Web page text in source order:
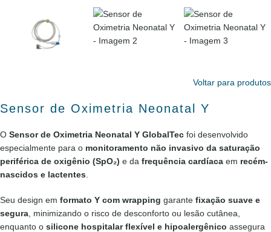
Voltar para produtos
Sensor de Oximetria Neonatal Y
O Sensor de Oximetria Neonatal Y GlobalTec foi desenvolvido
especialmente para o monitoramento não invasivo da saturação
periférica de oxigênio (SpO₂) e da frequência cardíaca em recém-
nascidos e lactentes
Seu design em formato Y com wrapping garante fixação suave e
segura , minimizando o risco de desconforto ou lesão cutânea,
enquanto o silicone hospitalar flexível e hipoalergênico assegura